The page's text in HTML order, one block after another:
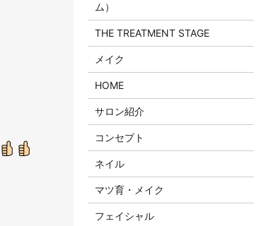
ム）
THE TREATMENT STAGE
メイク
HOME
サロン紹介
コンセプト
ネイル
マツ育・メイク
フェイシャル